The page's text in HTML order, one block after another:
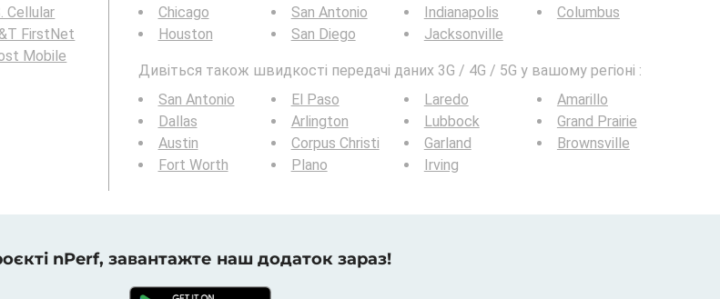
Cellular
FirstNet
Mobile
Chicago
Houston
San Antonio
San Diego
Indianapolis
Jacksonville
Columbus
Дивіться також швидкості передачі даних 3G / 4G / 5G у вашому регіоні :
San Antonio
Dallas
Austin
Fort Worth
El Paso
Arlington
Corpus Christi
Plano
Laredo
Lubbock
Garland
Irving
Amarillo
Grand Prairie
Brownsville
nPerf, завантажте наш додаток зараз!